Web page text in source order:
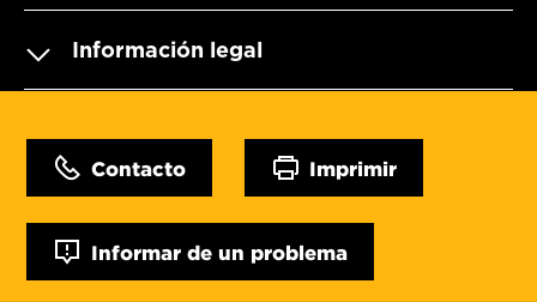
Información legal
Contacto Imprimir
Informar de un problema